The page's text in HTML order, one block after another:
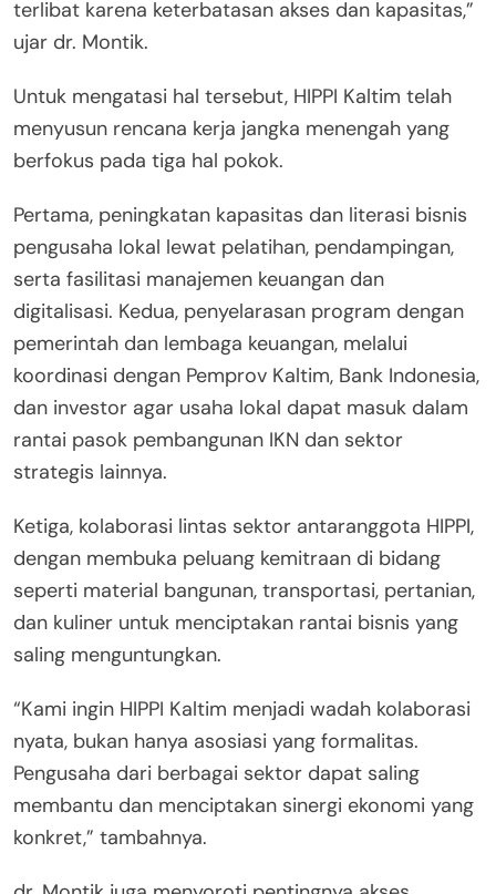
terlibat karena keterbatasan akses dan kapasitas,”
ujar dr. Montik.
Untuk mengatasi hal tersebut, HIPPI Kaltim telah
menyusun rencana kerja jangka menengah yang
berfokus pada tiga hal pokok.
Pertama, peningkatan kapasitas dan literasi bisnis
pengusaha lokal lewat pelatihan, pendampingan,
serta fasilitasi manajemen keuangan dan
digitalisasi. Kedua, penyelarasan program dengan
pemerintah dan lembaga keuangan, melalui
koordinasi dengan Pemprov Kaltim, Bank Indonesia,
dan investor agar usaha lokal dapat masuk dalam
rantai pasok pembangunan IKN dan sektor
strategis lainnya.
Ketiga, kolaborasi lintas sektor antaranggota HIPPI,
dengan membuka peluang kemitraan di bidang
seperti material bangunan, transportasi, pertanian,
dan kuliner untuk menciptakan rantai bisnis yang
saling menguntungkan.
“Kami ingin HIPPI Kaltim menjadi wadah kolaborasi
nyata, bukan hanya asosiasi yang formalitas.
Pengusaha dari berbagai sektor dapat saling
membantu dan menciptakan sinergi ekonomi yang
konkret,” tambahnya.